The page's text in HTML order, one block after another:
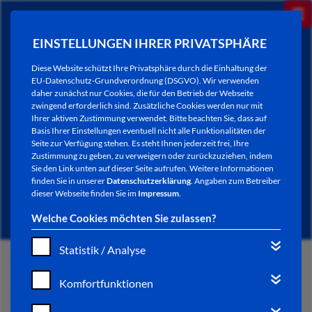
EINSTELLUNGEN IHRER PRIVATSPHÄRE
Diese Website schützt Ihre Privatsphäre durch die Einhaltung der
EU-Datenschutz-Grundverordnung (DSGVO). Wir verwenden
daher zunächst nur Cookies, die für den Betrieb der Webseite
zwingend erforderlich sind. Zusätzliche Cookies werden nur mit
Ihrer aktiven Zustimmung verwendet. Bitte beachten Sie, dass auf
Basis Ihrer Einstellungen eventuell nicht alle Funktionalitäten der
Seite zur Verfügung stehen. Es steht Ihnen jederzeit frei, Ihre
Zustimmung zu geben, zu verweigern oder zurückzuziehen, indem
Sie den Link unten auf dieser Seite aufrufen. Weitere Informationen
finden Sie in unsererDatenschutzerklärung. Angaben zum Betreiber
dieser Webseite finden Sie im Impressum.
Welche Cookies möchten Sie zulassen?
Statistik / Analyse
Komfortfunktionen
AKTUELLES
START